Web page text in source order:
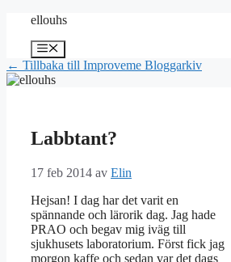
Hoppa
innehåll
ellouhs
Meny
← Tillbaka till Improveme Bloggarkiv
Labbtant?
17 feb 2014 av Elin
Hejsan! I dag har det varit en
spännande och lärorik dag. Jag hade
PRAO och begav mig iväg till
sjukhusets laboratorium. Först fick jag
morgon kaffe och sedan var det dags